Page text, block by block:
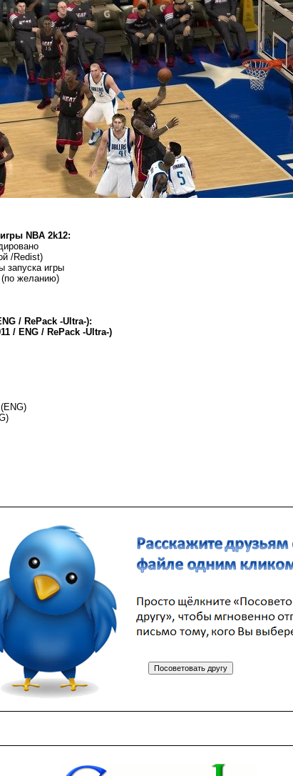
NBA 2k12:
/Redist)
запуска игры
(по желанию)
/ RePack -Ultra-):
/ ENG / RePack -Ultra-)